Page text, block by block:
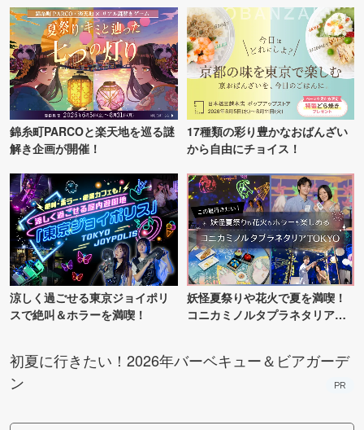
錦糸町PARCOと楽天地を巡る謎
解き企画が開催！
17種類の彩り豊かなおばんざい
から自由にチョイス！
涼しく過ごせる東京ジョイポリ
スで絶叫＆ホラーを満喫！
妖怪夏祭りや花火で夏を満喫！
コニカミノルタプラネタリア
初夏に行きたい！2026年バーベキュー＆ビアガーデ
ン
PR